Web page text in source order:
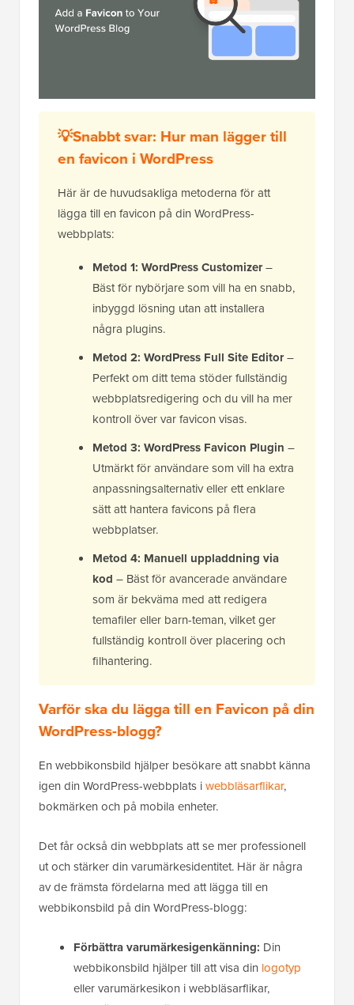
💡Snabbt svar: Hur man lägger till
en favicon i WordPress
Här är de huvudsakliga metoderna för att
lägga till en favicon på din WordPress-
webbplats:
Metod 1: WordPress Customizer–
Bäst för nybörjare som vill ha en snabb,
inbyggd lösning utan att installera
några plugins.
Metod 2: WordPress Full Site Editor–
Perfekt om ditt tema stöder fullständig
webbplatsredigering och du vill ha mer
kontroll över var favicon visas.
Metod 3: WordPress Favicon Plugin –
Utmärkt för användare som vill ha extra
anpassningsalternativ eller ett enklare
sätt att hantera favicons på flera
webbplatser.
Metod 4: Manuell uppladdning via
kod – Bäst för avancerade användare
som är bekväma med att redigera
temafiler eller barn-teman, vilket ger
fullständig kontroll över placering och
filhantering.
Varför ska du lägga till en Favicon på din
WordPress-blogg?
En webbikonsbild hjälper besökare att snabbt känna
igen din WordPress-webbplats iwebbläsarflikar,
bokmärken och på mobila enheter.
Det får också din webbplats att se mer professionell
ut och stärker din varumärkesidentitet. Här är några
av de främsta fördelarna med att lägga till en
webbikonsbild på din WordPress-blogg:
Förbättra varumärkesigenkänning: Din
webbikonsbild hjälper till att visa din logotyp
eller varumärkesikon i webbläsarflikar,